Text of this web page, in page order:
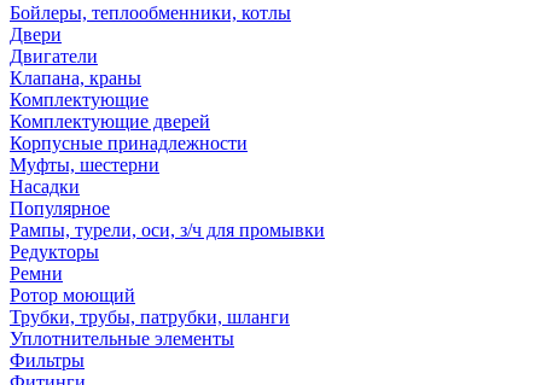
Бойлеры, теплообменники, котлы
Двери
Двигатели
Клапана, краны
Комплектующие
Комплектующие дверей
Корпусные принадлежности
Муфты, шестерни
Насадки
Популярное
Рампы, турели, оси, з/ч для промывки
Редукторы
Ремни
Ротор моющий
Трубки, трубы, патрубки, шланги
Уплотнительные элементы
Фильтры